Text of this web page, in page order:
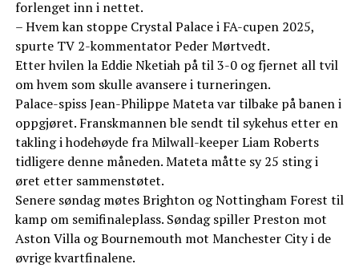
forlenget inn i nettet.
– Hvem kan stoppe Crystal Palace i FA-cupen 2025,
spurte TV 2-kommentator Peder Mørtvedt.
Etter hvilen la Eddie Nketiah på til 3-0 og fjernet all tvil
om hvem som skulle avansere i turneringen.
Palace-spiss Jean-Philippe Mateta var tilbake på banen i
oppgjøret. Franskmannen ble sendt til sykehus etter en
takling i hodehøyde fra Milwall-keeper Liam Roberts
tidligere denne måneden. Mateta måtte sy 25 sting i
øret etter sammenstøtet.
Senere søndag møtes Brighton og Nottingham Forest til
kamp om semifinaleplass. Søndag spiller Preston mot
Aston Villa og Bournemouth mot Manchester City i de
øvrige kvartfinalene.